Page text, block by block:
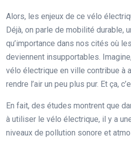
Alors, les enjeux de ce vélo
Déjà, on parle de mobilité durable,
qu’importance dans nos cités où
deviennent insupportables.
vélo électrique en ville contribue à
rendre l’air un peu plus pur. Et ça,
En fait, des études montrent que
à utiliser le vélo électrique, il y a
niveaux de pollution sonore et